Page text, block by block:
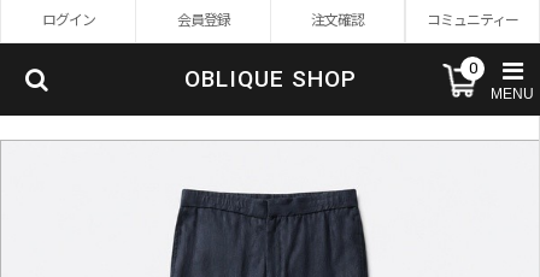
ログイン 会員登録 注文確認 コミュニティー
OBLIQUE SHOP 0
MENU